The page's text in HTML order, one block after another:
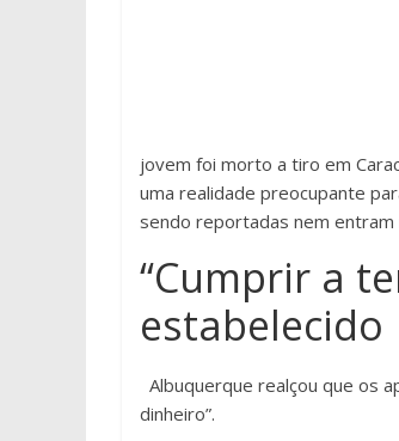
jovem foi morto a tiro em
uma realidade preocupante
sendo reportadas nem entram
“Cumprir a
estabelecido
Albuquerque realçou que os
dinheiro”.